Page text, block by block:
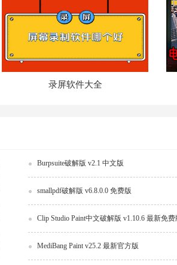
录屏软件大全
Burpsuite破解版 v2.1 中文版
smallpdf破解版 v6.8.0.0 免费版
Clip Studio Paint中文破解版 v1.10.6 最新免费
MediBang Paint v25.2 最新官方版